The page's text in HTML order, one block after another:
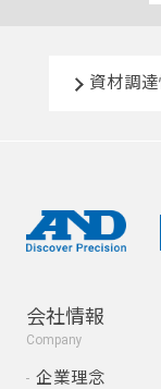
資材調
会社情報
Company
企業理念